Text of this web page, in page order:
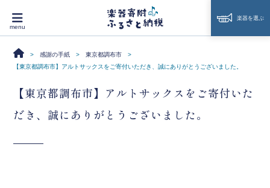
楽器を選ぶ
感謝の手紙
東京都調布市
【東京都調布市】アルトサックスをご寄付いただき、誠にありがとうございました。
【東京都調布市】アルトサックスをご寄付いた
だき、誠にありがとうございました。